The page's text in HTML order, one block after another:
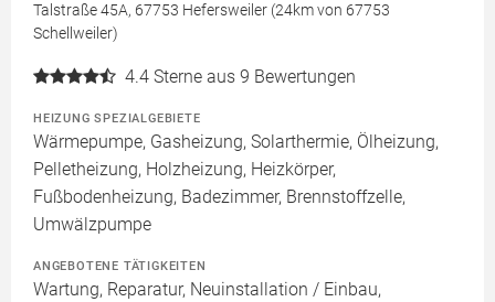
Talstraße 45A, 67753 Hefersweiler (24km von 67753
Schellweiler)
4.4 Sterne aus 9 Bewertungen
HEIZUNG SPEZIALGEBIETE
Wärmepumpe, Gasheizung, Solarthermie, Ölheizung,
Pelletheizung, Holzheizung, Heizkörper,
Fußbodenheizung, Badezimmer, Brennstoffzelle,
Umwälzpumpe
ANGEBOTENE TÄTIGKEITEN
Wartung, Reparatur, Neuinstallation / Einbau,